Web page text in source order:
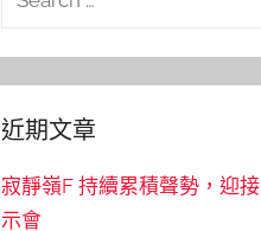
近期文章
寂靜嶺F 持續累積聲勢，迎
示會